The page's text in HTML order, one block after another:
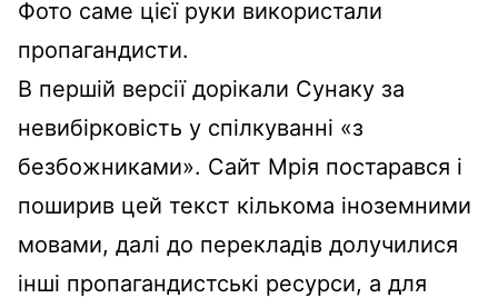
Фото саме цієї руки використали
пропагандисти.
В першій версії дорікали Сунаку за
невибірковість у спілкуванні «з
безбожниками». Сайт Мрія постарався і
поширив цей текст кількома іноземними
мовами, далі до перекладів долучилися
інші пропагандистські ресурси, а для